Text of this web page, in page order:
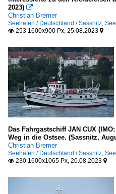
2023) 
Christian Bremer
Seehäfen / Deutschland / Sassnitz
 253 1600x900 Px, 25.08.2023 
Das Fahrgastschiff JAN CUX
Weg in die Ostsee. (Sassnitz,
Christian Bremer
Seehäfen / Deutschland / Sassnitz
 230 1600x1065 Px, 20.08.2023 